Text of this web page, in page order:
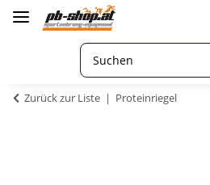
Zurück zur Liste Proteinriegel